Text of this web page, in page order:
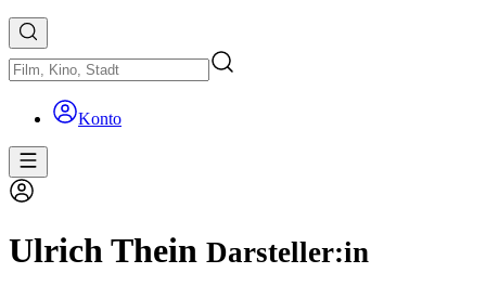
Konto
Ulrich Thein Darsteller:in